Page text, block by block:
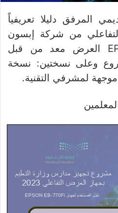
المرفق دليلا تعريفياً
من شركة إبسون
نوع EPSON EB-770Fi العرض معد من قبل
وعلى نسختين: نسخة
لمشرفي التقنية.